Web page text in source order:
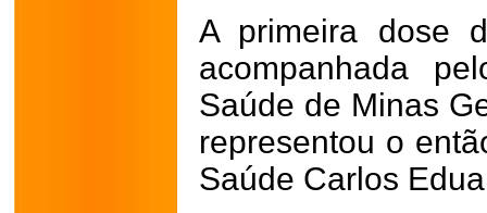
A primeira dose
acompanhada
Saúde de Minas
representou o
Saúde Carlos